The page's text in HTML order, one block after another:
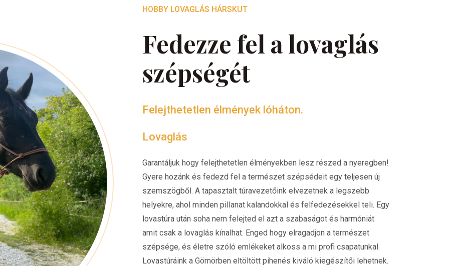
HOBBY LOVAGLÁS HÁRSKUT
Fedezze fel a lovaglás
szépségét
Felejthetetlen élmények lóháton.
Lovaglás
Garantáljuk hogy felejthetetlen élményekben lesz részed a nyeregben!
Gyere hozánk és fedezd fel a természet szépsédeit egy teljesen új
szemszögből. A tapasztalt túravezetőink elvezetnek a legszebb
helyekre, ahol minden pillanat kalandokkal és felfedezésekkel teli. Egy
lovastúra után soha nem felejted el azt a szabaságot és harmóniát
amit csak a lovaglás kínalhat. Enged hogy elragadjon a természet
szépsége, és életre szóló emlékeket alkoss a mi profi csapatunkal.
Lovastúráink a Gömörben eltöltött pihenés kiváló kiegészítői lehetnek.